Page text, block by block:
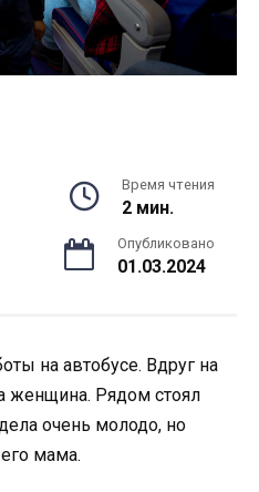
Время чтения
2 мин.
Опубликовано
01.03.2024
на автобусе. Вдруг на
женщина. Рядом стоял
очень молодо, но
мама.